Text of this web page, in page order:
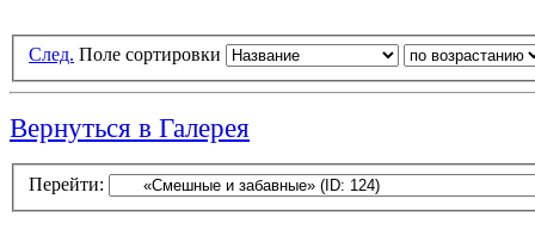
След. Поле сортировки
Вернуться в Галерея
Перейти: